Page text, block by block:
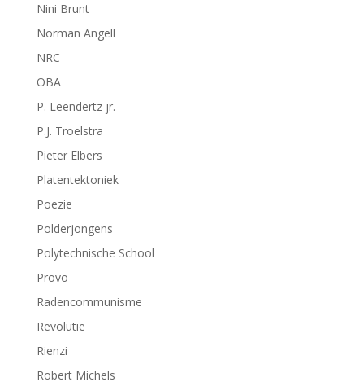
Nini Brunt
Norman Angell
NRC
OBA
P. Leendertz jr.
P.J. Troelstra
Pieter Elbers
Platentektoniek
Poezie
Polderjongens
Polytechnische School
Provo
Radencommunisme
Revolutie
Rienzi
Robert Michels